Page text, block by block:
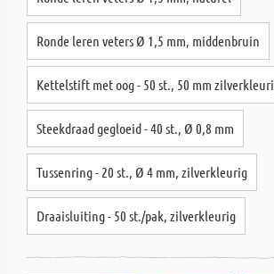
Ronde leren veters Ø 1,5 mm, middenbruin
Kettelstift met oog - 50 st., 50 mm
Steekdraad gegloeid - 40 st., Ø 0,8 mm
Tussenring - 20 st., Ø 4 mm, zilverkleurig
Draaisluiting - 50 st./pak, zilverkleurig